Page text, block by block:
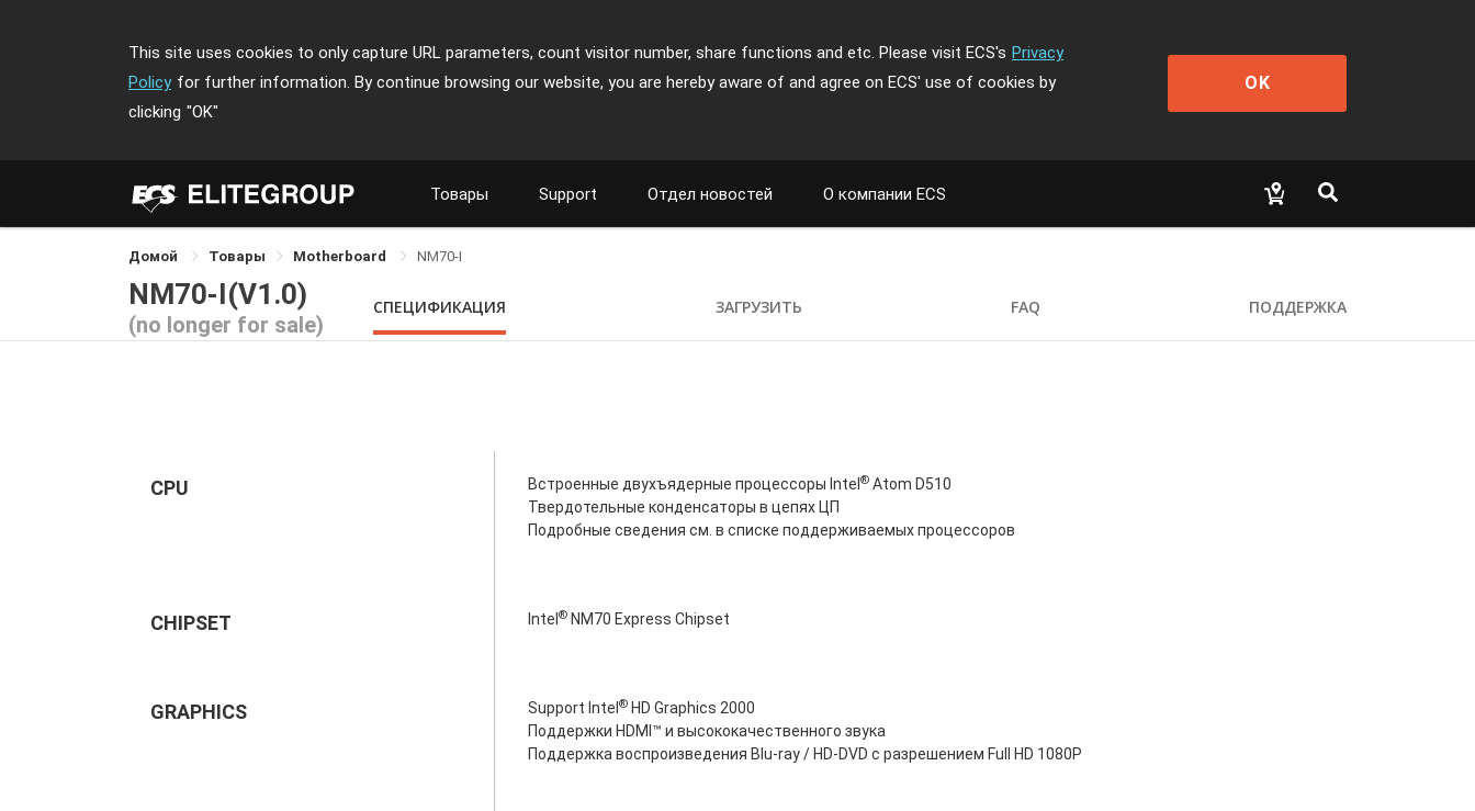
This site uses cookies to only capture URL parameters, count visitor number, share functions and etc. Please visit ECS's Privacy
Policy for further information. By continue browsing our website, you are hereby aware of and agree on ECS' use of cookies by
clicking "OK"
OK
Товары Support Отдел новостей О компании ECS
Домой Товары Motherboard NM70-I
NM70-I(V1.0)
(no longer for sale)
СПЕЦИФИКАЦИЯ ЗАГРУЗИТЬ FAQ ПОДДЕРЖКА
CPU Встроенные двухъядерные процессоры Intel ® Atom D510
Твердотельные конденсаторы в цепях ЦП
Подробные сведения см. в списке поддерживаемых процессоров
CHIPSET Intel ® NM70 Express Chipset
GRAPHICS Support Intel ® HD Graphics 2000
Поддержки HDMI™ и высококачественного звука
Поддержка воспроизведения Blu-ray / HD-DVD с разрешением Full HD 1080P